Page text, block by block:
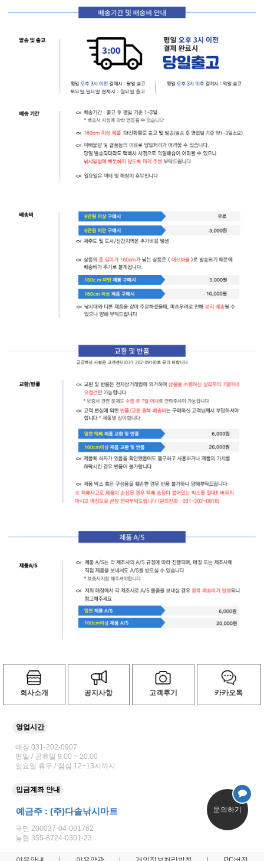
회사소개 공지사항 고객후기 카카오톡
영업시간
매장 031-202-0907
평일 / 공휴일 9:00 ~ 20:00
일요일 휴무 / 점심 12~13시까지
입금계좌 안내
예금주 : (주)다솔낚시마트
국민 200037-04-001762
농협 355-8724-0301-23
문의하기